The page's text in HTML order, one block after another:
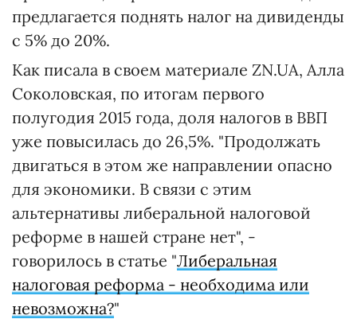
предлагается поднять налог на дивиденды
с 5% до 20%.
Как писала в своем материале ZN.UA, Алла
Соколовская, по итогам первого
полугодия 2015 года, доля налогов в ВВП
уже повысилась до 26,5%. "Продолжать
двигаться в этом же направлении опасно
для экономики. В связи с этим
альтернативы либеральной налоговой
реформе в нашей стране нет", -
говорилось в статье "Либеральная
налоговая реформа - необходима или
невозможна?"